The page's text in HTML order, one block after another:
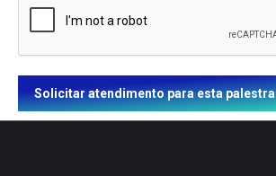
Solicitar atendimento para esta palestra